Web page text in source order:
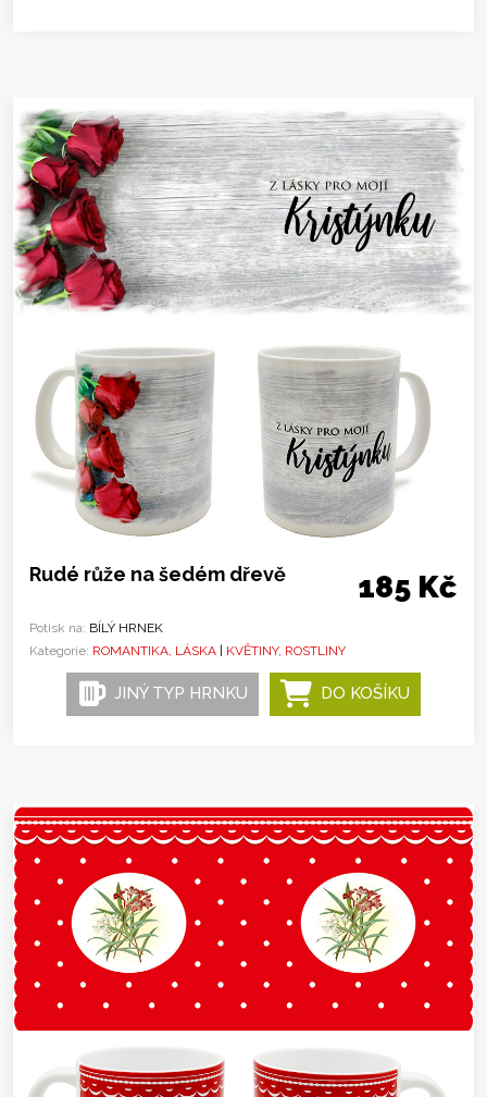
Rudé růže na šedém dřevě 185 Kč
Potisk na: BÍLÝ HRNEK
Kategorie: ROMANTIKA, LÁSKA KVĚTINY, ROSTLINY
JINÝ TYP HRNKU DO KOŠÍKU